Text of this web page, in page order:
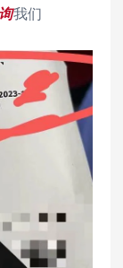
我们